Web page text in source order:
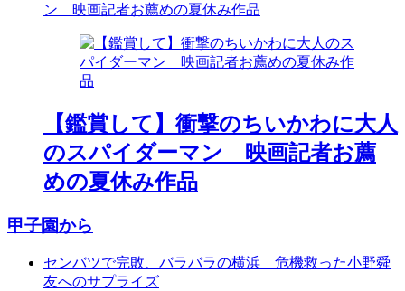
ン 映画記者お薦めの夏休み作品
【鑑賞して】衝撃のちいかわに大人
のスパイダーマン 映画記者お薦
めの夏休み作品
甲子園から
センバツで完敗、バラバラの横浜 危機救った小野舜
友へのサプライズ